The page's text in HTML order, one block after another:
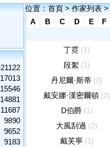
21122
17013
15546
14881
11687
9890
9652
9183
位置：首頁>作家列表>
A
B C D E F
丁霓 (1)
段絮 (1)
丹尼爾·斯蒂 (0)
戴安娜·漢密爾頓 (0)
D伯爵 (1)
大風刮過 (2)
戴芙寧 (1)